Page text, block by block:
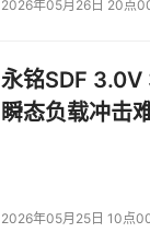
2026年05月26日 20点
永铭SDF
瞬态负载冲击
2026年05月25日 10点